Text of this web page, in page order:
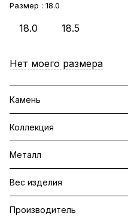
Размер : 18.0
18.0 18.5
Нет моего размера
Камень
Коллекция
Металл
Вес изделия
Производитель